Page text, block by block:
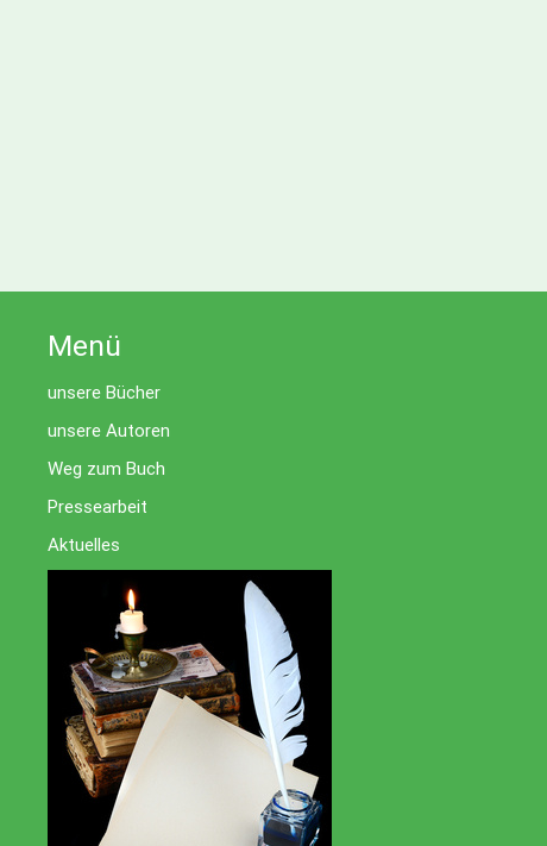
Menü
unsere Bücher
unsere Autoren
Weg zum Buch
Pressearbeit
Aktuelles